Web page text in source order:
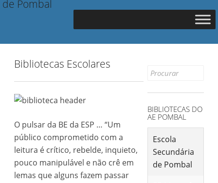
Bibliotecas Escolares
O pulsar da BE da ESP … “Um
público comprometido com a
leitura é crítico, rebelde, inquieto,
pouco manipulável e não crê em
lemas que alguns fazem passar
Search
BIBLIOTECAS DO
AE POMBAL
Escola
Secundária
de Pombal